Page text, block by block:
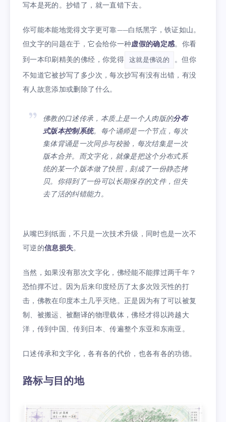
写本是死的。抄错了，就一直错下去。
你可能本能地觉得文字更可靠——白纸黑字，铁证如山。
但文字的问题在于，它会给你一种虚假的确定感。你看
到一本印刷精美的佛经，你觉得
这就是佛说的
。但你
不知道它被抄写了多少次，每次抄写有没有出错，有没
有人故意添加或删除了什么。
佛教的口述传承，本质上是一个人肉版的分布
式版本控制系统。每个诵师是一个节点，每次
集体背诵是一次同步与校验，每次结集是一次
版本合并。而文字化，就像是把这个分布式系
统的某一个版本做了快照，刻成了一份静态拷
贝。你得到了一份可以长期保存的文件，但失
去了活的纠错能力。
从嘴巴到纸面，不只是一次技术升级，同时也是一次不
可逆的信息损失。
当然，如果没有那次文字化，佛经能不能撑过两千年？
恐怕撑不过。因为后来印度经历了太多次毁灭性的打
击，佛教在印度本土几乎灭绝。正是因为有了可以被复
制、被搬运、被翻译的物理载体，佛经才得以跨越大
洋，传到中国、传到日本、传遍整个东亚和东南亚。
口述传承和文字化，各有各的代价，也各有各的功德。
路标与目的地